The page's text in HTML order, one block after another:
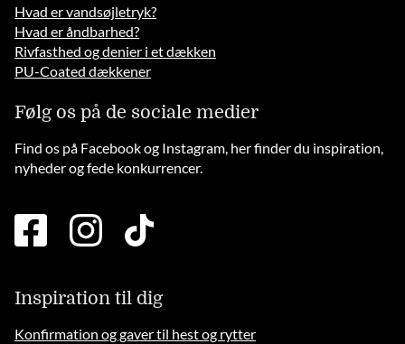
Hvad er vandsøjletryk?
Hvad er åndbarhed?
Rivfasthed og denier i et dækken
PU-Coated dækkener
Følg os på de sociale medier
Find os på Facebook og Instagram, her finder du inspiration,
nyheder og fede konkurrencer.
facebook
square
instagramtiktok
Inspiration til dig
Konfirmation og gaver til hest og rytter